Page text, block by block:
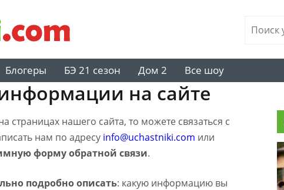
Блогеры БЭ 21 сезон Дом 2 Все шоу
на сайте
страницах нашего сайта, то можете связаться с
нам по адресу info@uchastniki.com или
форму обратной связи.
подробно описать: какую информацию вы